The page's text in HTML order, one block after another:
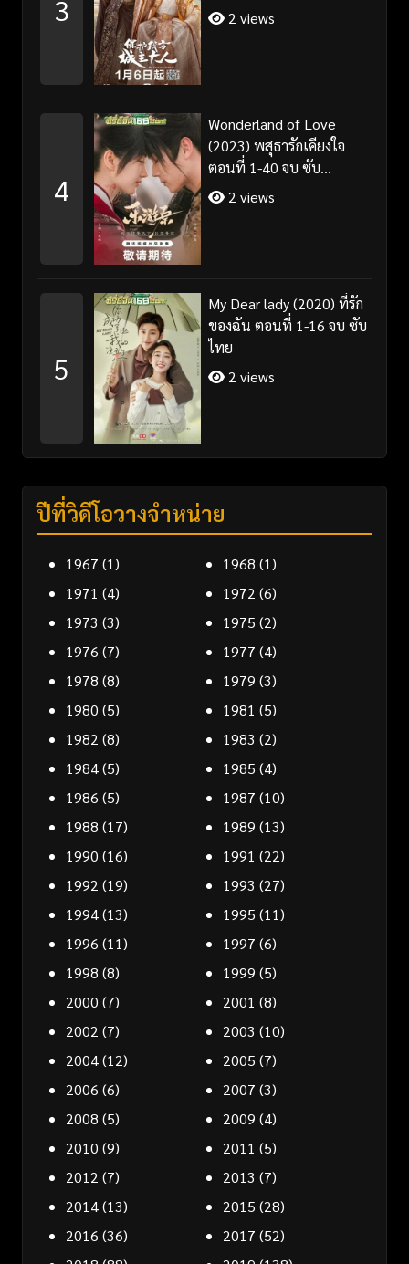
3 ไทย/พากย์ไทย
2 views
4
Wonderland of Love
(2023) พสุธารักเคียงใจ
ตอนที่ 1-40 จบ ซับ
ไทย+พากย์ไทย
2 views
5
My Dear lady (2020) ที่รัก
ของฉัน ตอนที่ 1-16 จบ ซับ
ไทย
2 views
ปีที่วิดีโอวางจำหน่าย
1967 (1) 1968 (1)
1971 (4) 1972 (6)
1973 (3) 1975 (2)
1976 (7) 1977 (4)
1978 (8) 1979 (3)
1980 (5) 1981 (5)
1982 (8) 1983 (2)
1984(5) 1985 (4)
1986 (5) 1987 (10)
1988 (17) 1989 (13)
1990 (16) 1991 (22)
1992 (19) 1993 (27)
1994(13) 1995 (11)
1996 (11) 1997 (6)
1998 (8) 1999 (5)
2000 (7) 2001 (8)
2002 (7) 2003 (10)
2004(12) 2005 (7)
2006 (6) 2007 (3)
2008 (5) 2009 (4)
2010 (9) 2011 (5)
2012 (7) 2013 (7)
2014(13) 2015 (28)
2016 (36) 2017 (52)